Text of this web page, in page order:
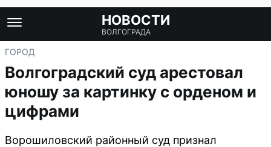
НОВОСТИ
ВОЛГОГРАДА
ГОРОД
Волгоградский суд арестовал
юношу за картинку с орденом и
цифрами
Ворошиловский районный суд признал